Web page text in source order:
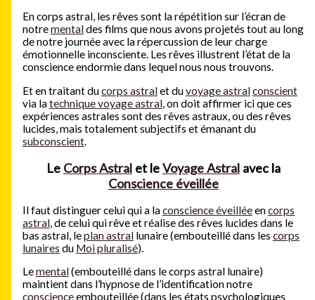
En corps astral, les rêves sont la répétition sur l’écran de
notrementaldes films que nous avons projetés tout au long
de notre journée avec la répercussion de leur charge
émotionnelle inconsciente. Les rêves illustrent l’état de la
conscience endormie dans lequel nous nous trouvons.
Et en traitant ducorps astralet duvoyage astralconscient
via latechnique voyage astral, on doit affirmer ici que ces
expériences astrales sont des rêves astraux, ou des rêves
lucides, mais totalement subjectifs et émanant du
subconscient.
Le Corps Astralet leVoyage Astralavec la
Conscience éveillée
Il faut distinguer celui qui a laconscience éveilléeencorps
astral, de celui qui rêve et réalise des rêves lucides dans le
bas astral, leplan astrallunaire (embouteillé dans les corps
lunaires du Moi pluralisé).
Lemental(embouteillé dans le corps astral lunaire)
maintient dans l’hypnose de l’identification notre
conscienceembouteillée (dans les états psychologiques